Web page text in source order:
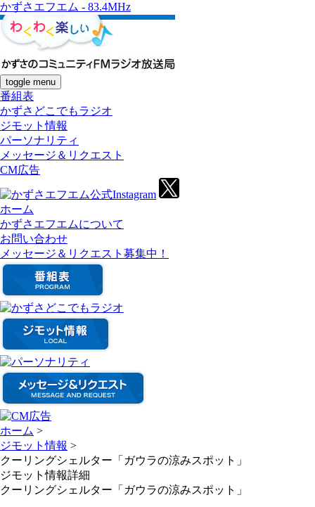
かずさエフエム - 83.4MHz
toggle menu
番組表
かずさどこでもラジオ
ジモット情報
パーソナリティ
メッセージ＆リクエスト
CM広告
ホーム
かずさエフエムについて
お問い合わせ
メッセージ＆リクエスト募集中！
ホーム >
ジモット情報 >
クーリングシェルター「ガウラの涼みスポット」
ジモット情報詳細
クーリングシェルター「ガウラの涼みスポット」